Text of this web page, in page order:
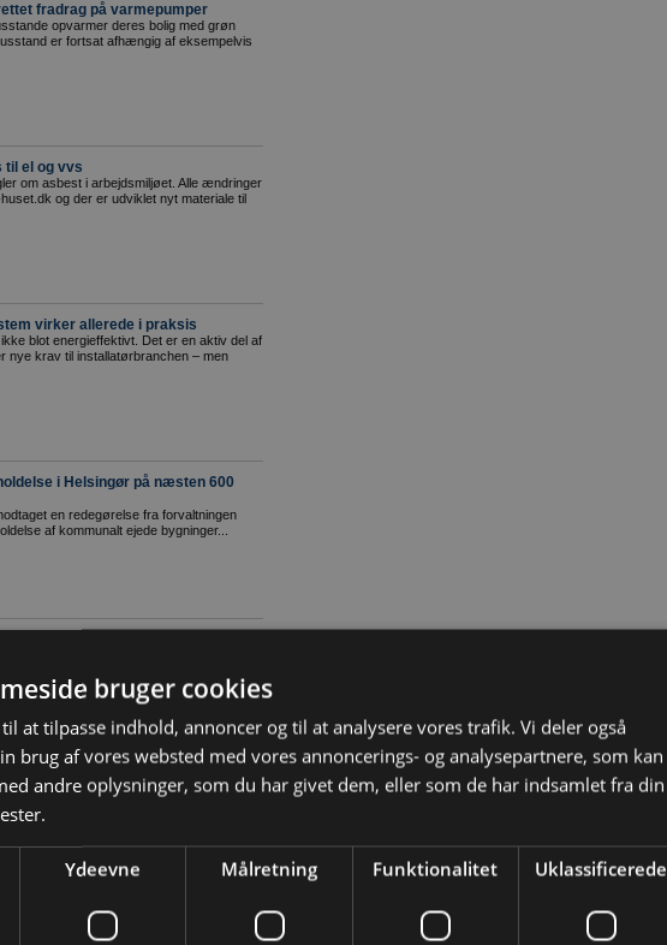
fradrag på varmepumper
opvarmer deres bolig med grøn
er fortsat afhængig af eksempelvis
el og vvs
om asbest i arbejdsmiljøet. Alle ændringer
og der er udviklet nyt materiale til
virker allerede i praksis
blot energieffektivt. Det er en aktiv del af
nye krav til installatørbranchen – men
i Helsingør på næsten 600
en redegørelse fra forvaltningen
af kommunalt ejede bygninger...
øger forsyningsusikkerheden
som dansk elforbruger i 2035 i
minutter uden el...
bruger cookies
at tilpasse indhold, annoncer og til at analysere vores trafik. Vi deler også
brug af vores websted med vores annoncerings- og analysepartnere, som kan
andre oplysninger, som du har givet dem, eller som de har indsamlet fra din
Ydeevne Målretning Funktionalitet Uklassificerede